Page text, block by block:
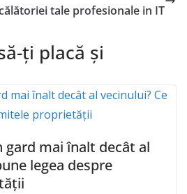
tale profesionale in IT
ți placă și
gard mai înalt decât al
legea despre